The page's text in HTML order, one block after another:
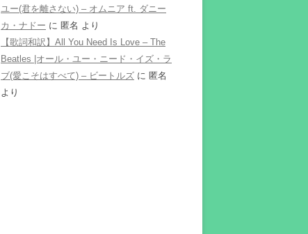
ユー(君を離さない) – オムニア ft. ダニー
カ・ナドー に 匿名 より
【歌詞和訳】All You Need Is Love – The
Beatles |オール・ユー・ニード・イズ・ラ
ブ(愛こそはすべて) – ビートルズ に 匿名
より